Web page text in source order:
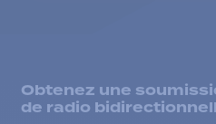
Obtenez une
de radio